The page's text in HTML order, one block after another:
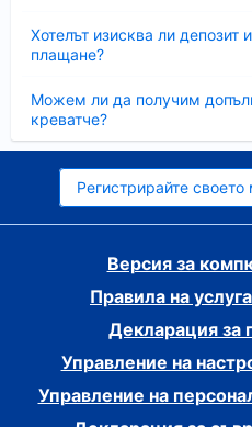
Хотелът изисква ли депозит
плащане?
Можем ли да получим
креватче?
Регистрирайте
Версия за
Правила на
Декларация за
Управление на
Управление на